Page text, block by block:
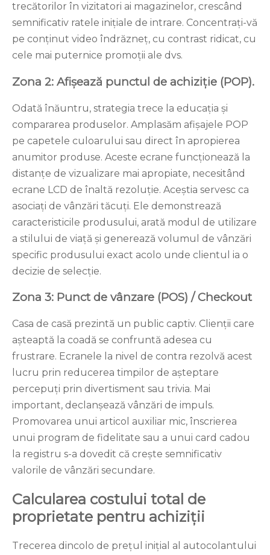
trecătorilor în vizitatori ai magazinelor, crescând
semnificativ ratele inițiale de intrare. Concentrați-vă
pe conținut video îndrăzneț, cu contrast ridicat, cu
cele mai puternice promoții ale dvs.
Zona 2: Afișează punctul de achiziție (POP).
Odată înăuntru, strategia trece la educația și
compararea produselor. Amplasăm afișajele POP
pe capetele culoarului sau direct în apropierea
anumitor produse. Aceste ecrane funcționează la
distanțe de vizualizare mai apropiate, necesitând
ecrane LCD de înaltă rezoluție. Aceștia servesc ca
asociați de vânzări tăcuți. Ele demonstrează
caracteristicile produsului, arată modul de utilizare
a stilului de viață și generează volumul de vânzări
specific produsului exact acolo unde clientul ia o
decizie de selecție.
Zona 3: Punct de vânzare (POS) / Checkout
Casa de casă prezintă un public captiv. Clienții care
așteaptă la coadă se confruntă adesea cu
frustrare. Ecranele la nivel de contra rezolvă acest
lucru prin reducerea timpilor de așteptare
percepuți prin divertisment sau trivia. Mai
important, declanșează vânzări de impuls.
Promovarea unui articol auxiliar mic, înscrierea
unui program de fidelitate sau a unui card cadou
la registru s-a dovedit că crește semnificativ
valorile de vânzări secundare.
Calcularea costului total de
proprietate pentru achiziții
Trecerea dincolo de prețul inițial al autocolantului